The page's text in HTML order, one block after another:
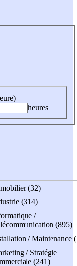
heures
(32)
(314)
/
(895)
/ Maintenance
/ Stratégie
(241)